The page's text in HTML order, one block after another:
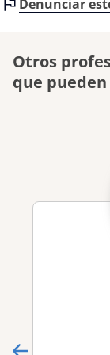
Denunciar
Otros
que